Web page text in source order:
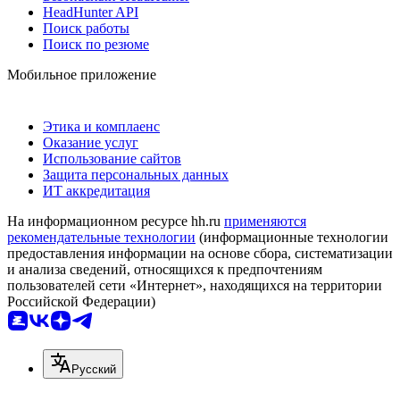
HeadHunter API
Поиск работы
Поиск по резюме
Мобильное приложение
Этика и комплаенс
Оказание услуг
Использование сайтов
Защита персональных данных
ИТ аккредитация
На информационном ресурсе hh.ru применяются
рекомендательные технологии (информационные технологии
предоставления информации на основе сбора, систематизации
и анализа сведений, относящихся к предпочтениям
пользователей сети «Интернет», находящихся на территории
Российской Федерации)
Русский